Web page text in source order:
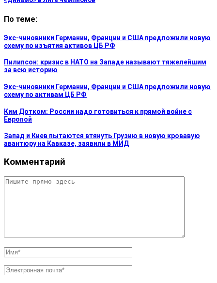
По теме:
Экс-чиновники Германии, Франции и США предложили новую
схему по изъятия активов ЦБ РФ
Пилипсон: кризис в НАТО на Западе называют тяжелейшим
за всю историю
Экс-чиновники Германии, Франции и США предложили новую
схему по активам ЦБ РФ
Ким Дотком: России надо готовиться к прямой войне с
Европой
Запад и Киев пытаются втянуть Грузию в новую кровавую
авантюру на Кавказе, заявили в МИД
Комментарий